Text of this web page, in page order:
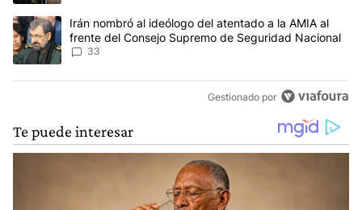
Un artículo de tendencia con el título "Irán nombró al ideólogo
Irán nombró al ideólogo del atentado a la AMIA al
frente del Consejo Supremo de Seguridad Nacional
33
Gestionado por